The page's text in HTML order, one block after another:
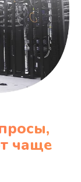
чаще